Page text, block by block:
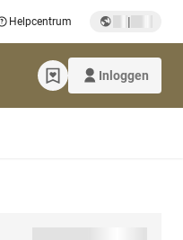
Helpcentrum |
Inloggen